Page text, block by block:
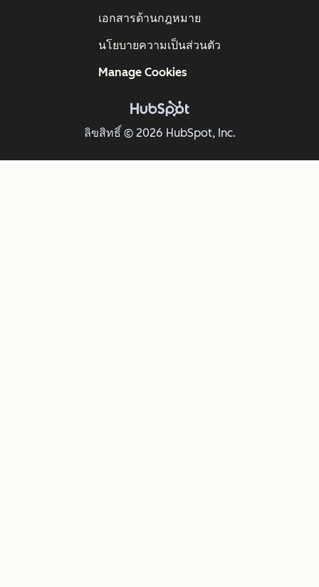
ลิขสิทธิ์ © 2026 HubSpot, Inc.
เอกสารด้านกฎหมาย
นโยบายความเป็นส่วนตัว
Manage Cookies